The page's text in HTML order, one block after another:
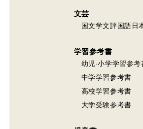
文芸
国文学文評国語日
学習参考書
幼児·小学学習参考
中学学習参考書
高校学習参考書
大学受験参考書